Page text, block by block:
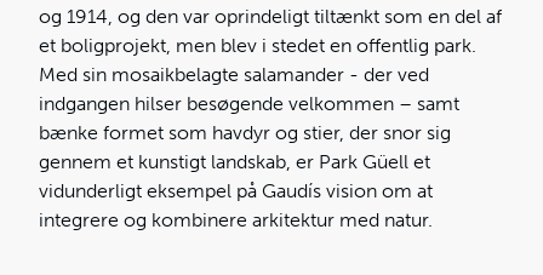
og 1914, og den var oprindeligt tiltænkt som en del af
et boligprojekt, men blev i stedet en offentlig park.
Med sin mosaikbelagte salamander - der ved
indgangen hilser besøgende velkommen – samt
bænke formet som havdyr og stier, der snor sig
gennem et kunstigt landskab, er Park Güell et
vidunderligt eksempel på Gaudís vision om at
integrere og kombinere arkitektur med natur.